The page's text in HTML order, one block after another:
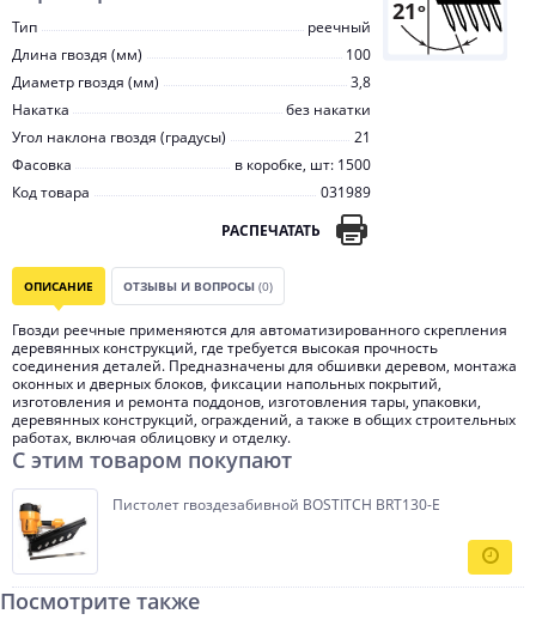
Тип
реечный
Длина гвоздя (мм)
100
Диаметр гвоздя (мм)
3,8
Накатка
без накатки
Угол наклона гвоздя (градусы)
21
Фасовка
в коробке, шт: 1500
Код товара
031989
РАСПЕЧАТАТЬ
ОПИСАНИЕ ОТЗЫВЫ И ВОПРОСЫ (0)
Гвозди реечные применяются для автоматизированного скрепления
деревянных конструкций, где требуется высокая прочность
соединения деталей. Предназначены для обшивки деревом, монтажа
оконных и дверных блоков, фиксации напольных покрытий,
изготовления и ремонта поддонов, изготовления тары, упаковки,
деревянных конструкций, ограждений, а также в общих строительных
работах, включая облицовку и отделку.
С этим товаром покупают
Пистолет гвоздезабивной BOSTITCH BRT130-E
Посмотрите также